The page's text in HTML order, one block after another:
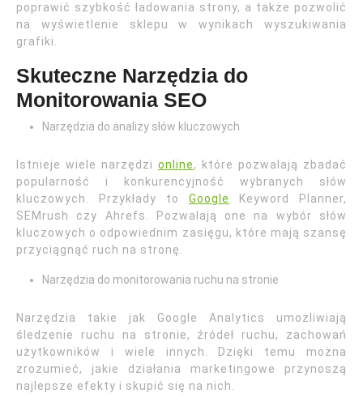
poprawić szybkość ładowania strony, a także pozwolić
na wyświetlenie sklepu w wynikach wyszukiwania
grafiki.
Skuteczne Narzędzia do
Monitorowania SEO
Narzędzia do analizy słów kluczowych
Istnieje wiele narzędzi online, które pozwalają zbadać
popularność i konkurencyjność wybranych słów
kluczowych. Przykłady to Google
Keyword Planner,
SEMrush czy Ahrefs. Pozwalają one na wybór słów
kluczowych o odpowiednim zasięgu, które mają szansę
przyciągnąć ruch na stronę.
Narzędzia do monitorowania ruchu na stronie
Narzędzia takie jak Google Analytics umożliwiają
śledzenie ruchu na stronie, źródeł ruchu, zachowań
użytkowników i wiele innych. Dzięki temu można
zrozumieć, jakie działania marketingowe przynoszą
najlepsze efekty i skupić się na nich.